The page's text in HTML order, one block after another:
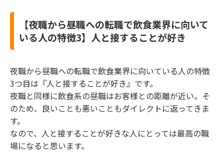
【夜職から昼職への転職で飲食業界に向いて
いる人の特徴3】人と接することが好き
夜職から昼職への転職で飲食業界に向いている人の特徴
3つ目は『人と接することが好き』です。
夜職と同様に飲食系の昼職はお客様との距離が近い。そ
のため、良いことも悪いこともダイレクトに返ってきま
す。
なので、人と接することが好きな人にとっては最高の職
場になると思います。